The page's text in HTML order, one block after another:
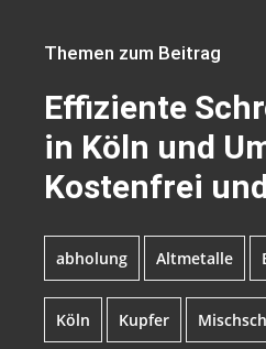
Themen zum Beitrag
Effiziente
in Köln und
Kostenfrei
abholung Altmetalle
Köln Kupfer